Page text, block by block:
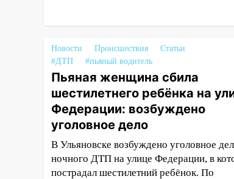
15:17
В колледжи и техникумы
Ульяновской области подали
более 10 тысяч заявлений
15:04 Фоторепортаж с улиц
Ульяновска после шторма:
поваленные деревья и
затопленные улицы
14:28 Ураган вырвал
на улице Деева в Заволжье
Новости Происшествия
Статьи
#ДТП
#пьяный водитель
Пьяная женщина сбила
шестилетнего ребёнка на
Федерации: возбуждено
уголовное дело
В Ульяновске возбуждено уголовное
ночного ДТП на улице Федерации, в
пострадал шестилетний ребёнок. По